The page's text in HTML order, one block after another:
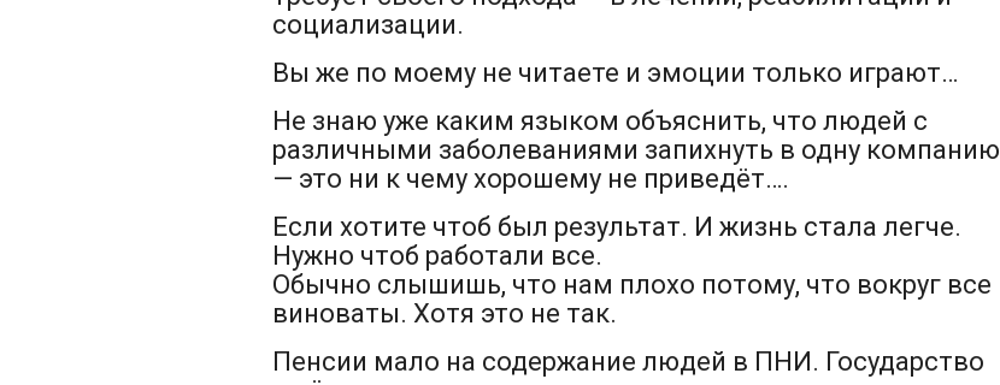
социализации.
Вы же по моему не читаете и эмоции только играют…
Не знаю уже каким языком объяснить, что людей с
различными заболеваниями запихнуть в одну компанию
— это ни к чему хорошему не приведёт….
Если хотите чтоб был результат. И жизнь стала легче.
Нужно чтоб работали все.
Обычно слышишь, что нам плохо потому, что вокруг все
виноваты. Хотя это не так.
Пенсии мало на содержание людей в ПНИ. Государство